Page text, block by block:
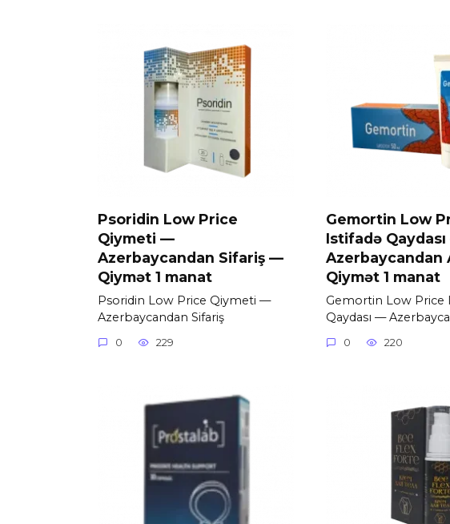
Psoridin Low Price
Qiymeti —
Azerbaycandan Sifariş —
Qiymət 1 manat
Psoridin Low Price Qiymeti —
Azerbaycandan Sifariş
0 229
Gemortin Low
Istifadə
Azerbaycandan
Qiymət 1 manat
Gemortin Low Price
Qaydası —
0 220